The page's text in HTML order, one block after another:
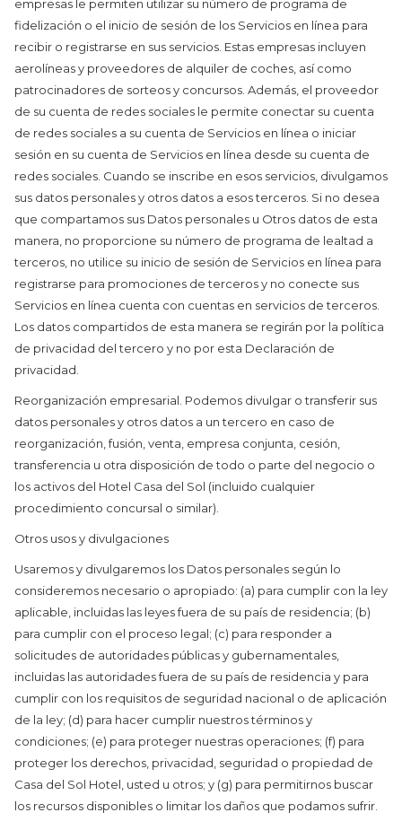
empresas le permiten utilizar su número de programa de
fidelización o el inicio de sesión de los Servicios en línea para
recibir o registrarse en sus servicios. Estas empresas incluyen
aerolíneas y proveedores de alquiler de coches, así como
patrocinadores de sorteos y concursos. Además, el proveedor
de su cuenta de redes sociales le permite conectar su cuenta
de redes sociales a su cuenta de Servicios en línea o iniciar
sesión en su cuenta de Servicios en línea desde su cuenta de
redes sociales. Cuando se inscribe en esos servicios, divulgamos
sus datos personales y otros datos a esos terceros. Si no desea
que compartamos sus Datos personales u Otros datos de esta
manera, no proporcione su número de programa de lealtad a
terceros, no utilice su inicio de sesión de Servicios en línea para
registrarse para promociones de terceros y no conecte sus
Servicios en línea cuenta con cuentas en servicios de terceros.
Los datos compartidos de esta manera se regirán por la política
de privacidad del tercero y no por esta Declaración de
privacidad.
Reorganización empresarial. Podemos divulgar o transferir sus
datos personales y otros datos a un tercero en caso de
reorganización, fusión, venta, empresa conjunta, cesión,
transferencia u otra disposición de todo o parte del negocio o
los activos del Hotel Casa del Sol (incluido cualquier
procedimiento concursal o similar).
Otros usos y divulgaciones
Usaremos y divulgaremos los Datos personales según lo
consideremos necesario o apropiado: (a) para cumplir con la ley
aplicable, incluidas las leyes fuera de su país de residencia; (b)
para cumplir con el proceso legal; (c) para responder a
solicitudes de autoridades públicas y gubernamentales,
incluidas las autoridades fuera de su país de residencia y para
cumplir con los requisitos de seguridad nacional o de aplicación
de la ley; (d) para hacer cumplir nuestros términos y
condiciones; (e) para proteger nuestras operaciones; (f) para
proteger los derechos, privacidad, seguridad o propiedad de
Casa del Sol Hotel, usted u otros; y (g) para permitirnos buscar
los recursos disponibles o limitar los daños que podamos sufrir.